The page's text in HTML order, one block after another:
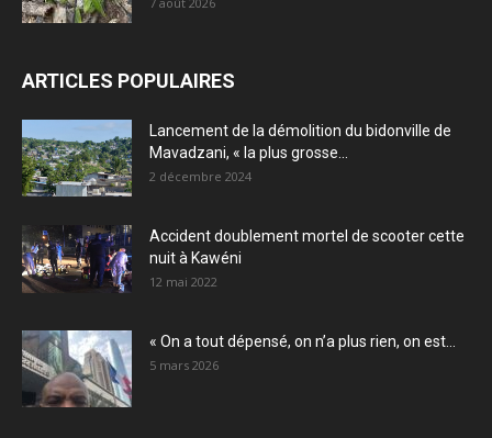
ARTICLES POPULAIRES
Lancement de la démolition du bidonville de
Mavadzani, « la plus grosse...
2 décembre 2024
Accident doublement mortel de scooter cette
nuit à Kawéni
12 mai 2022
« On a tout dépensé, on n’a plus rien, on est...
5 mars 2026